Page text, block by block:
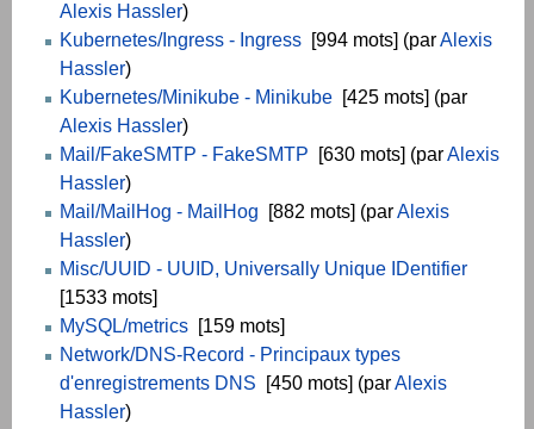
Alexis Hassler)
Kubernetes/Ingress - Ingress [994 mots] (parAlexis
Hassler)
Kubernetes/Minikube - Minikube [425 mots] (par
Alexis Hassler)
Mail/FakeSMTP - FakeSMTP [630 mots] (parAlexis
Hassler)
Mail/MailHog - MailHog [882 mots] (parAlexis
Hassler)
Misc/UUID - UUID, Universally Unique IDentifier
[1533 mots]
MySQL/metrics [159 mots]
Network/DNS-Record - Principaux types
d'enregistrements DNS [450 mots] (parAlexis
Hassler)